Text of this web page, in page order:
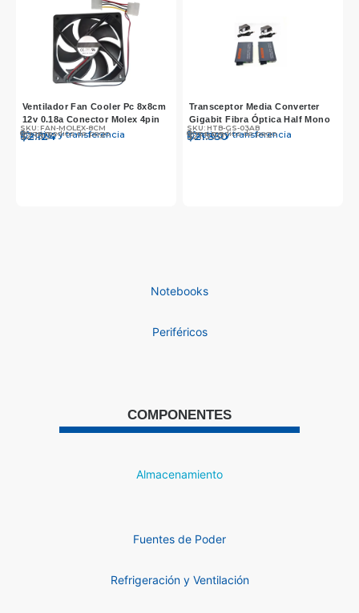
Notebooks
Periféricos
Ventilador Fan Cooler Pc 8x8cm
12v 0.18a Conector Molex 4pin
SKU: FAN-MOLEX-8CM
$2.124
Efectivo y transferencia
$2.190
Otros medios de pago
Transceptor Media Converter
Gigabit Fibra Óptica Half Mono
SKU: HTB-GS-03AB
$21.330
Efectivo y transferencia
$21.990
Otros medios de pago
COMPONENTES
Almacenamiento
Fuentes de Poder
Refrigeración y Ventilación